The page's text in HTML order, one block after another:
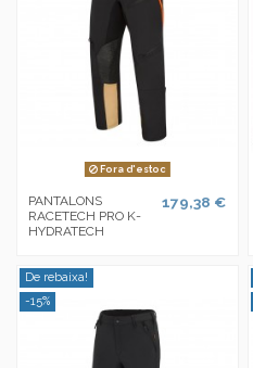
Fora d'estoc
PANTALONS
RACETECH PRO K-
HYDRATECH
179,38 €
De rebaixa!
-15%